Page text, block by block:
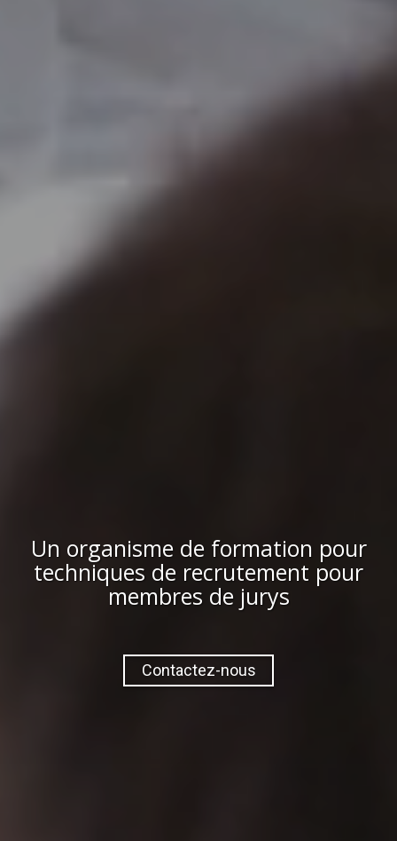
Un organisme de formation pour
techniques de recrutement pour
membres de jurys
Contactez-nous